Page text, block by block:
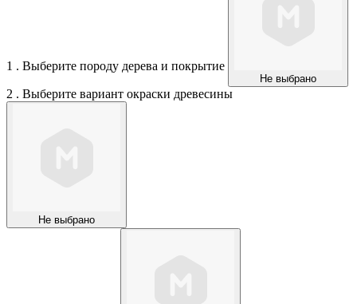
1 . Выберите породу дерева и покрытие
Не выбрано
2 . Выберите вариант окраски древесины
Не выбрано